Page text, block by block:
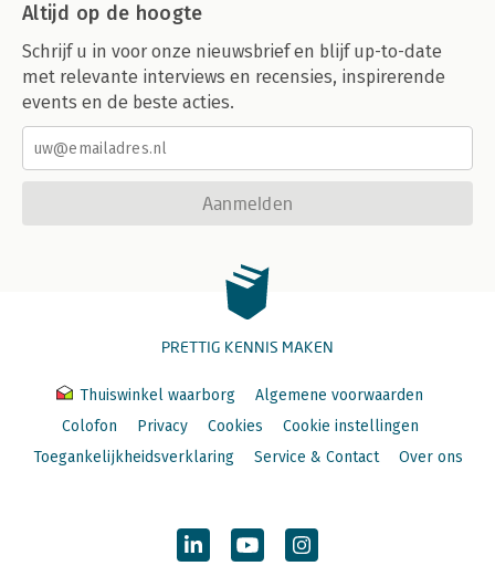
Altijd op de hoogte
Schrijf u in voor onze nieuwsbrief en blijf up-to-date
met relevante interviews en recensies, inspirerende
events en de beste acties.
Aanmelden
PRETTIG KENNIS MAKEN
Thuiswinkel waarborg
Algemene voorwaarden
Colofon
Privacy Cookies
Cookie instellingen
Toegankelijkheidsverklaring
Service & Contact Over ons